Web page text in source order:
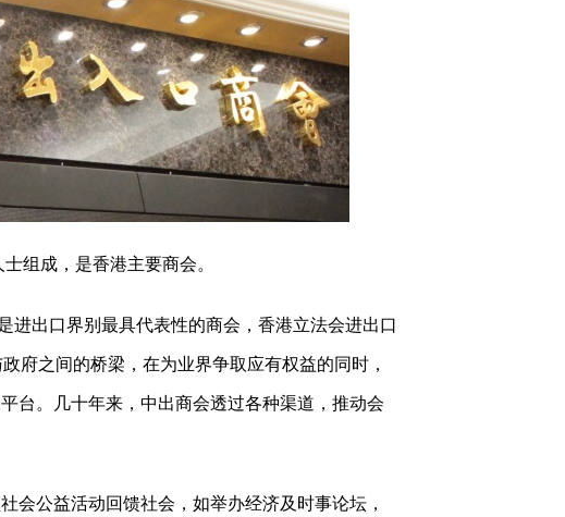
组成，是香港主要商会。
出口界别最具代表性的商会，香港立法会进出口
府之间的桥梁，在为业界争取应有权益的同时，
台。几十年来，中出商会透过各种渠道，推动会
会公益活动回馈社会，如举办经济及时事论坛，